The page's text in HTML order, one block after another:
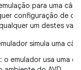
para uma
configuração de
um destes
simula uma
: o emulador usa uma